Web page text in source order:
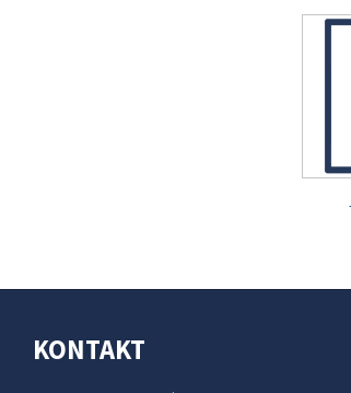
KONTAKT